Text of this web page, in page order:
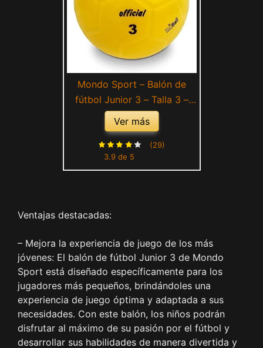
Mondo Sport – Balón de
fútbol Junior 3 – Talla 3 –
300 g – Color Amarillo –
01520
Ver más
3.9 de 5
(29)
Ventajas destacadas:
– Mejora la experiencia de juego de los más
jóvenes: El balón de fútbol Junior 3 de Mondo
Sport está diseñado específicamente para los
jugadores más pequeños, brindándoles una
experiencia de juego óptima y adaptada a sus
necesidades. Con este balón, los niños podrán
disfrutar al máximo de su pasión por el fútbol y
desarrollar sus habilidades de manera divertida y